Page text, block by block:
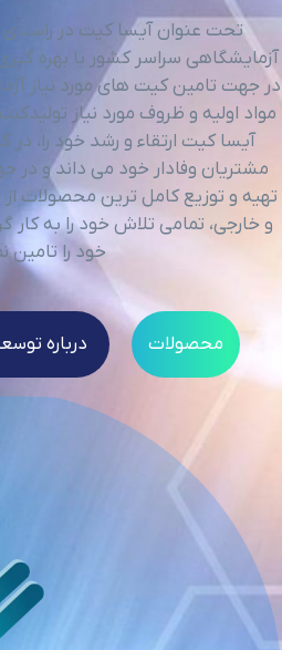
تحت عنوان آیسا کیت در
آزمایشگاهی سراسر کشور با بهره
در جهت تامین کیت های مورد نیاز
مواد اولیه و ظروف مورد نیاز
آیسا کیت ارتقاء و رشد خود را، در
مشتریان وفادار خود می داند و در
تهیه و توزیع کامل ترین محصولات
و خارجی، تمامی تلاش خود را به کار
خود را تامین
محصولات درباره